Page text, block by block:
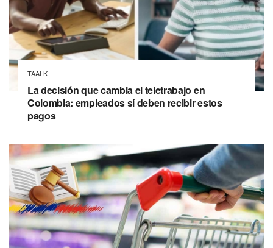
TAALK
La decisión que cambia el teletrabajo en
Colombia: empleados sí deben recibir estos
pagos